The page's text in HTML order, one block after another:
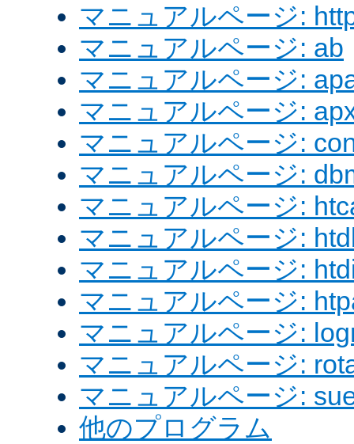
マニュアルページ:
マニュアルページ: ab
マニュアルページ:
マニュアルページ:
マニュアルページ:
マニュアルページ:
マニュアルページ:
マニュアルページ:
マニュアルページ:
マニュアルページ:
マニュアルページ:
マニュアルページ:
マニュアルページ:
他のプログラム